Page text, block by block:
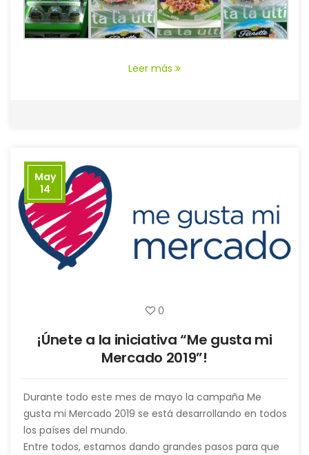
Leer más
May
14
0
¡Únete a la iniciativa “Me gusta mi
Mercado 2019”!
Durante todo este mes de mayo la campaña Me
gusta mi Mercado 2019 se está desarrollando en todos
los países del mundo.
Entre todos, estamos dando grandes pasos para que